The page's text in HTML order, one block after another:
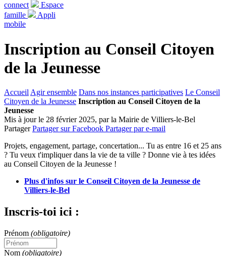
connect
Espace
famille
Appli
mobile
Inscription au Conseil Citoyen
de la Jeunesse
Accueil Agir ensemble Dans nos instances participatives Le Conseil
Citoyen de la Jeunesse Inscription au Conseil Citoyen de la
Jeunesse
Mis à jour le 28 février 2025, par la Mairie de Villiers-le-Bel
Partager Partager sur Facebook Partager par e-mail
Projets, engagement, partage, concertation... Tu as entre 16 et 25 ans
? Tu veux t'impliquer dans la vie de ta ville ? Donne vie à tes idées
au Conseil Citoyen de la Jeunesse !
Plus d'infos sur le Conseil Citoyen de la Jeunesse de
Villiers-le-Bel
Inscris-toi ici :
Prénom (obligatoire)
Nom (obligatoire)